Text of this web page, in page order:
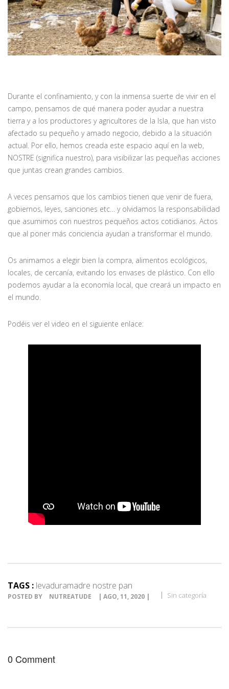
Durante el confinamiento, y con la inmensa suerte de vivir en el
campo, pensamos de qué manera poder ayudar a nuestra
tierra y a los productores y agricultores de la Isla, que han visto
afectado su pequeño y amado negocio, debido a la situación
actual. Por ello, hemos creada este espacio aquí en la web,
NOSTRE (significa nuestro), para visibilizar las pequeñas acciones
que juntas crean grandes cambios.
A veces pensamos que los cambios tienen que venir de fuera,
gobiernos, leyes, sanciones etc… y olvidamos la responsabilidad
que asumimos con nuestros pequeños actos cotidianos. Actos
que al poner más conciencia ayudan a transformar el mundo.
Os animamos a elegir bien la compra, alimentos ecológicos,
locales, de cercanía, evitando los envases de plástico. Con ello
podemos ayudar a la economía local, que creará un impacto en
el mundo.
Podéis ver el video en el siguiente enlace:
TAGS : levaduramadre nostre pan
POSTED BY NUTREATUDE | AGO, 11, 2020 | Sin categoría
0 Comment